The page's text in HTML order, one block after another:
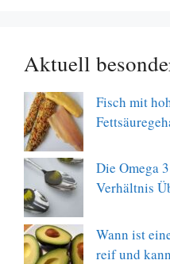
Aktuell
Fisch mit
Die Omega
Verhältnis
Wann ist
reif und